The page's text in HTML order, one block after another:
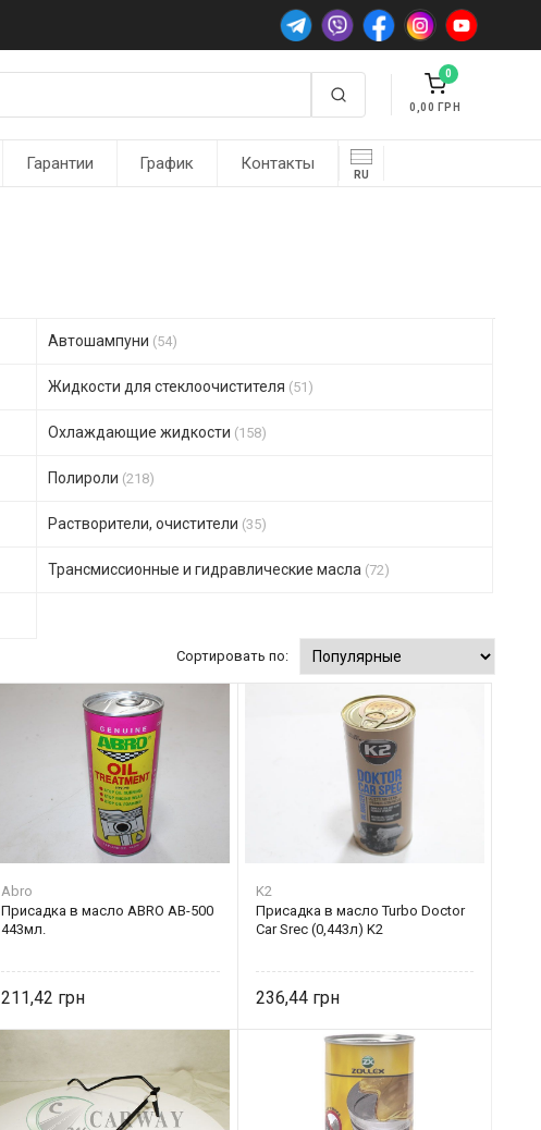
0
0,00
Гарантии График Контакты
RU
Автошампуни (54)
Жидкости для стеклоочистителя (51)
Охлаждающие жидкости (158)
Полироли (218)
Растворители, очистители (35)
Трансмиссионные и гидравлические масла (72)
Сортировать по:
Abro
Присадка в масло ABRO AB-500
443мл.
211,42
K2
Присадка в масло Turbo Doctor
Car Srec (0,443л) K2
236,44